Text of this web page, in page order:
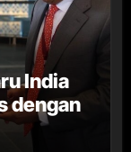
India
dengan